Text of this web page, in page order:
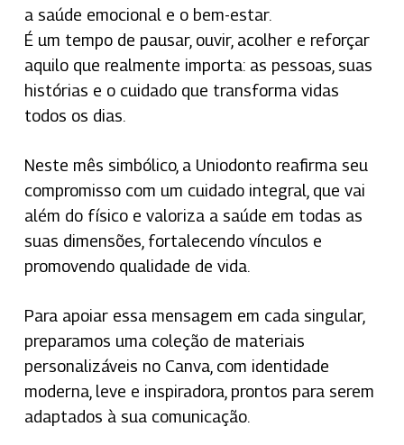
a saúde emocional e o bem-estar.
É um tempo de pausar, ouvir, acolher e reforçar
aquilo que realmente importa: as pessoas, suas
histórias e o cuidado que transforma vidas
todos os dias.
Neste mês simbólico, a Uniodonto reafirma seu
compromisso com um cuidado integral, que vai
além do físico e valoriza a saúde em todas as
suas dimensões, fortalecendo vínculos e
promovendo qualidade de vida.
Para apoiar essa mensagem em cada singular,
preparamos uma coleção de materiais
personalizáveis no Canva, com identidade
moderna, leve e inspiradora, prontos para serem
adaptados à sua comunicação.